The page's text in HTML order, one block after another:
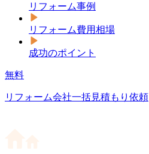
リフォーム事例
リフォーム費用相場
成功のポイント
無料
リフォーム会社一括見積もり依頼